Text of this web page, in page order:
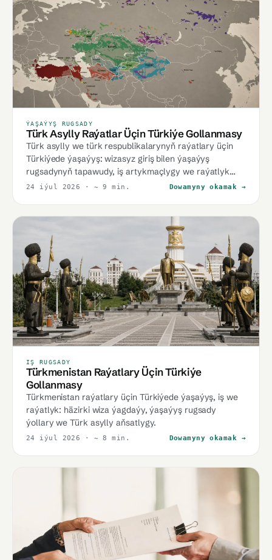
ÝAŞAÝYŞ RUGSADY
Türk Asylly Raýatlar Üçin Türkiýe Gollanmasy
Türk asylly we türk respublikalarynyň raýatlary üçin
Türkiýede ýaşaýyş: wizasyz giriş bilen ýaşaýyş
rugsadynyň tapawudy, iş artykmaçlygy we raýatlyk
ýollary.
24 iýul 2026 · ~ 9 min. Dowamyny okamak →
IŞ RUGSADY
Türkmenistan Raýatlary Üçin Türkiýe
Gollanmasy
Türkmenistan raýatlary üçin Türkiýede ýaşaýyş, iş we
raýatlyk: häzirki wiza ýagdaýy, ýaşaýyş rugsady
ýollary we Türk asylly aňsatlygy.
24 iýul 2026 · ~ 8 min. Dowamyny okamak →